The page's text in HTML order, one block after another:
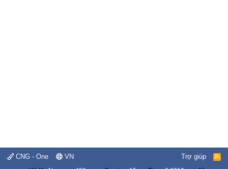
CNG - One VN Trợ giúp
R